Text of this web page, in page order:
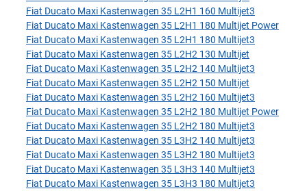
Fiat Ducato Maxi Kastenwagen 35 L2H1 160 Multijet3
Fiat Ducato Maxi Kastenwagen 35 L2H1 180 Multijet Power
Fiat Ducato Maxi Kastenwagen 35 L2H1 180 Multijet3
Fiat Ducato Maxi Kastenwagen 35 L2H2 130 Multijet
Fiat Ducato Maxi Kastenwagen 35 L2H2 140 Multijet3
Fiat Ducato Maxi Kastenwagen 35 L2H2 150 Multijet
Fiat Ducato Maxi Kastenwagen 35 L2H2 160 Multijet3
Fiat Ducato Maxi Kastenwagen 35 L2H2 180 Multijet Power
Fiat Ducato Maxi Kastenwagen 35 L2H2 180 Multijet3
Fiat Ducato Maxi Kastenwagen 35 L3H2 140 Multijet3
Fiat Ducato Maxi Kastenwagen 35 L3H2 180 Multijet3
Fiat Ducato Maxi Kastenwagen 35 L3H3 140 Multijet3
Fiat Ducato Maxi Kastenwagen 35 L3H3 180 Multijet3